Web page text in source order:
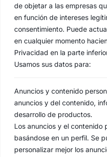
de objetar a las empresas
en función de intereses
consentimiento. Puede
en cualquier momento
Privacidad en la parte
Usamos sus datos para:
Anuncios y contenido
anuncios y del contenido,
desarrollo de productos.
Los anuncios y el contenido
basándose en un perfil. Se
personalizar mejor los